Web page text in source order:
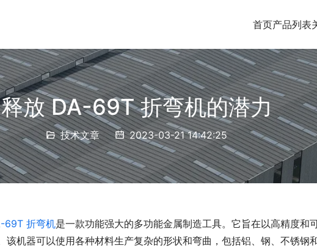
首页产品列表
释放 DA-69T 折弯机的潜力
技术文章 2023-03-21 14:42:25
69T 折弯机是一款功能强大的多功能金属制造工具。它旨在以高精度和
该机器可以使用各种材料生产复杂的形状和弯曲，包括铝、钢、不锈